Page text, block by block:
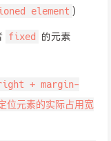
element )
fixed 的元素
+ margin-
素的实际占用宽